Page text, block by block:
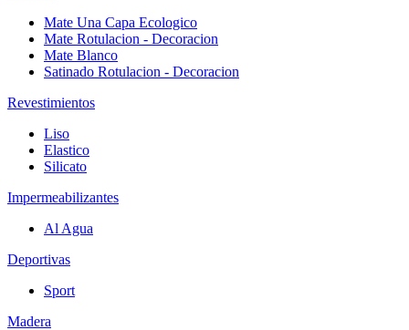
Mate Una Capa Ecologico
Mate Rotulacion - Decoracion
Mate Blanco
Satinado Rotulacion - Decoracion
Revestimientos
Liso
Elastico
Silicato
Impermeabilizantes
Al Agua
Deportivas
Sport
Madera